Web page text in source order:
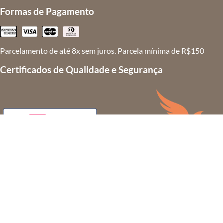
Formas de Pagamento
Parcelamento de até 8x sem juros. Parcela mínima de R$150
Certificados de Qualidade e Segurança